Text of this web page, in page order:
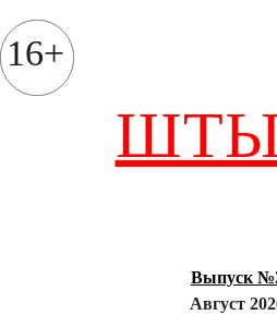
к
содержимому
16+
Выпуск
Август